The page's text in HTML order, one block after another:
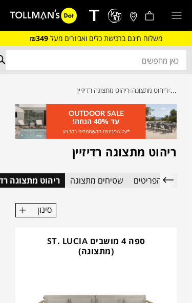
משלוח חינם ברכישת כלים ואביזרים מעל ₪349
... ריהוט מתצוגה ריהוט מתצוגה רדיזיין
OUTDOOR SALE
עד 40% הנחה!
*על הפריטים המשתתפים במבצע
ריהוט מתצוגה רדיזיין
כל הפריטים שטיחים מתצוגה ריהוט מתצוגה
סינון
ספה 4 מושבים ST. LUCIA
(מתצוגה)